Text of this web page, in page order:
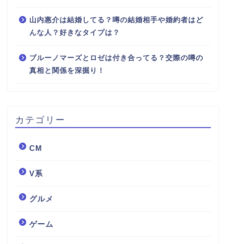
山内惠介は結婚してる？噂の結婚相手や婚約者はど
んな人？好きなタイプは？
ブルーノマーズとロゼは付き合ってる？交際の噂の
真相と関係を深掘り！
カテゴリー
CM
V系
グルメ
ゲーム